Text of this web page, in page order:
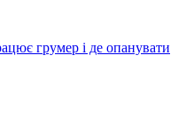
грумер і де опанувати